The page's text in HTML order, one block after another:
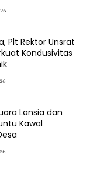
Plt Rektor Unsrat
Kondusivitas
Lansia dan
Kawal